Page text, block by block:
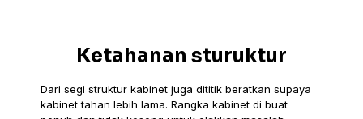
Ketahanan sturuktur
Dari segi struktur kabinet juga dititik beratkan supaya
kabinet tahan lebih lama. Rangka kabinet di buat